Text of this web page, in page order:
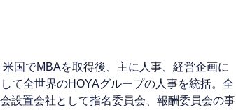
国でMBAを取得後、主に人事、経営企画に
て全世界のHOYAグループの人事を統括。全
設置会社として指名委員会、報酬委員会の事